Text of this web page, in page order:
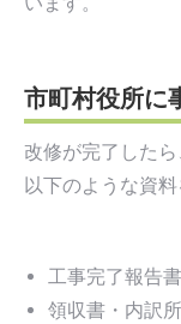
市町村役所に
改修が完了したら
以下のような資料
工事完了報告書
領収書・内訳所